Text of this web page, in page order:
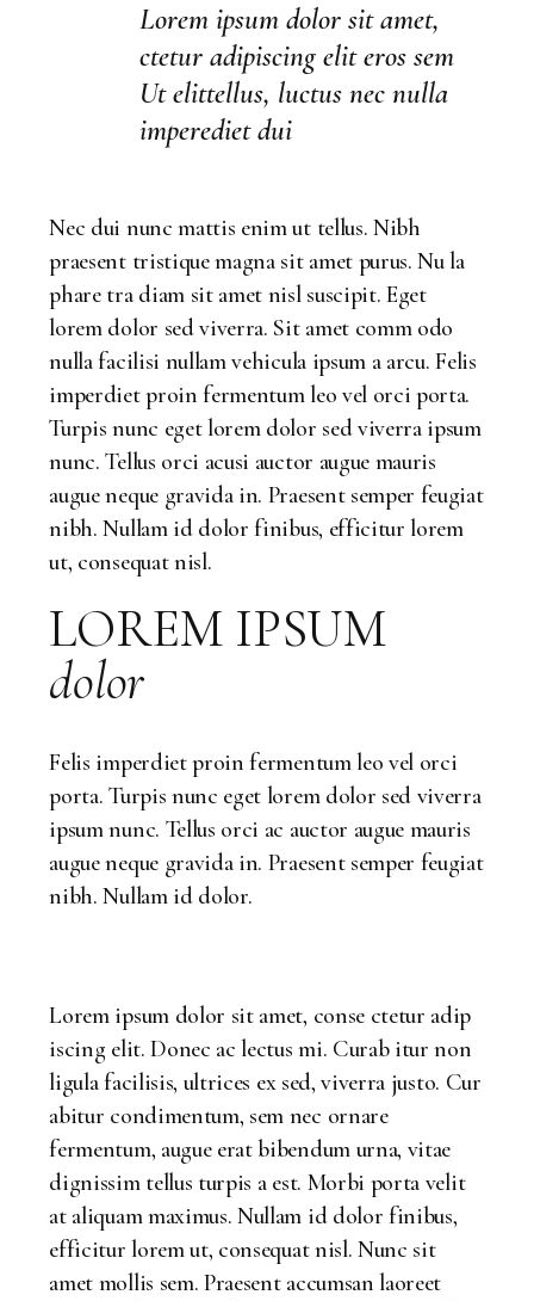
Lorem ipsum dolor sit amet,
ctetur adipiscing elit eros sem
Ut elittellus, luctus nec nulla
imperediet dui
Nec dui nunc mattis enim ut tellus. Nibh
praesent tristique magna sit amet purus. Nu la
phare tra diam sit amet nisl suscipit. Eget
lorem dolor sed viverra. Sit amet comm odo
nulla facilisi nullam vehicula ipsum a arcu. Felis
imperdiet proin fermentum leo vel orci porta.
Turpis nunc eget lorem dolor sed viverra ipsum
nunc. Tellus orci acusi auctor augue mauris
augue neque gravida in. Praesent semper feugiat
nibh. Nullam id dolor finibus, efficitur lorem
ut, consequat nisl.
LOREM IPSUM
dolor
Felis imperdiet proin fermentum leo vel orci
porta. Turpis nunc eget lorem dolor sed viverra
ipsum nunc. Tellus orci ac auctor augue mauris
augue neque gravida in. Praesent semper feugiat
nibh. Nullam id dolor.
Lorem ipsum dolor sit amet, conse ctetur adip
iscing elit. Donec ac lectus mi. Curab itur non
ligula facilisis, ultrices ex sed, viverra justo. Cur
abitur condimentum, sem nec ornare
fermentum, augue erat bibendum urna, vitae
dignissim tellus turpis a est. Morbi porta velit
at aliquam maximus. Nullam id dolor finibus,
efficitur lorem ut, consequat nisl. Nunc sit
amet mollis sem. Praesent accumsan laoreet